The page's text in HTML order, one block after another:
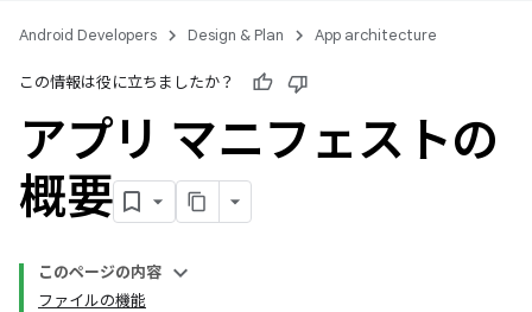
Android Developers Design & Plan App architecture
この情報は役に立ちましたか？
アプリ マニフェストの
概要
このページの内容
ファイルの機能